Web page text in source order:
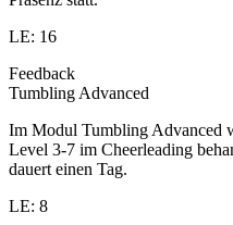
LE: 16
Feedback
Tumbling Advanced
Im Modul Tumbling Advanced
Level 3-7 im Cheerleading
dauert einen Tag.
LE: 8